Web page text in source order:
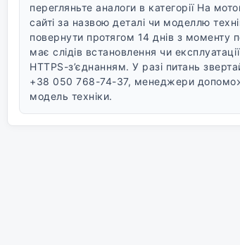
перегляньте аналоги в категорії На
сайті за назвою деталі чи моделлю
повернути протягом 14 днів з моменту
має слідів встановлення чи
HTTPS-з’єднанням. У разі питань
+38 050 768-74-37, менеджери
модель техніки.